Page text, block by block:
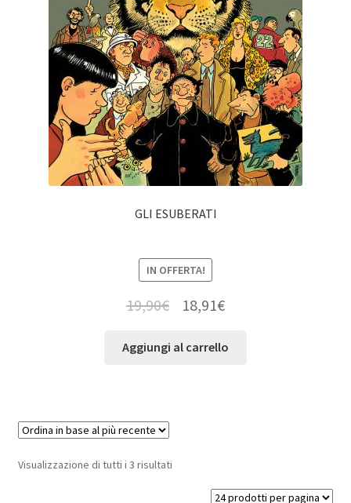
GLI ESUBERATI
IN OFFERTA!
19,90€ 18,91€
Aggiungi al carrello
Visualizzazione di tutti i 3 risultati